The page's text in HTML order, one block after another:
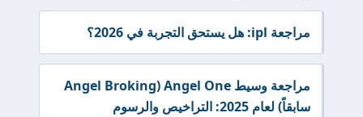
مراجعة ipl: هل يستحق التجربة في 2026؟
مراجعة وسيط Angel One (Angel Broking
سابقاً) لعام 2025: التراخيص والرسوم